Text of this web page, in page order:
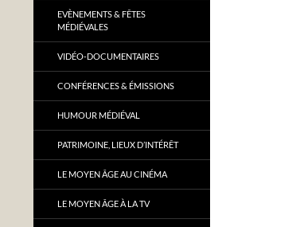
EVÈNEMENTS & FÊTES
MÉDIÉVALES
VIDÉO-DOCUMENTAIRES
CONFÉRENCES & ÉMISSIONS
HUMOUR MÉDIÉVAL
PATRIMOINE, LIEUX D’INTÉRÊT
LE MOYEN ÂGE AU CINÉMA
LE MOYEN ÂGE À LA TV